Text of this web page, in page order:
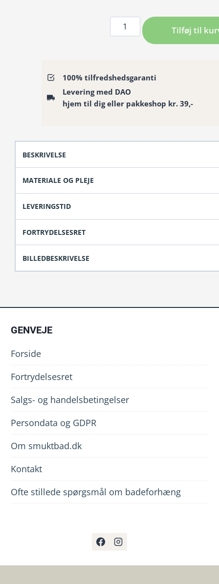
Badeforhæng
–
Badeforhæng
inspireret
akvarelskønhed
antal
Tilføj til
100% tilfredshedsgaranti
Levering med DAO
hjem til dig eller pakkeshop kr. 39,-
BESKRIVELSE
MATERIALE OG PLEJE
LEVERINGSTID
FORTRYDELSESRET
BILLEDBESKRIVELSE
GENVEJE
Forside
Fortrydelsesret
Salgs- og handelsbetingelser
Persondata og GDPR
Om smuktbad.dk
Kontakt
Ofte stillede spørgsmål om badeforhæng